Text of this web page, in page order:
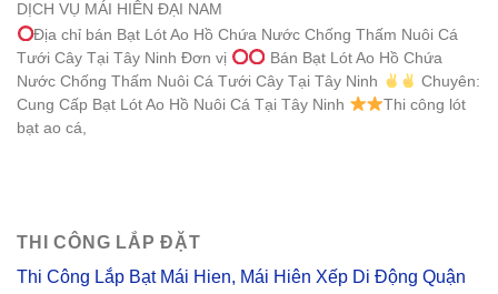
DỊCH VỤ MÁI HIÊN ĐẠI NAM
Địa chỉ bán Bạt Lót Ao Hồ Chứa Nước Chống Thấm Nuôi Cá
Tưới Cây Tại Tây Ninh Đơn vị
Bán Bạt Lót Ao Hồ Chứa
Nước Chống Thấm Nuôi Cá Tưới Cây Tại Tây Ninh
Chuyên:
Cung Cấp Bạt Lót Ao Hồ Nuôi Cá Tại Tây Ninh
Thi công lót
bạt ao cá,
THI CÔNG LẮP ĐẶT
Thi Công Lắp Bạt Mái Hien, Mái Hiên Xếp Di Động Quận